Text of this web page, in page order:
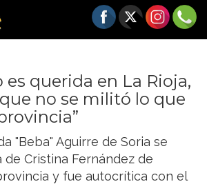
es querida en La Rioja,
no se militó lo que
"Beba" Aguirre de Soria se
de Cristina Fernández de
y fue autocrítica con el